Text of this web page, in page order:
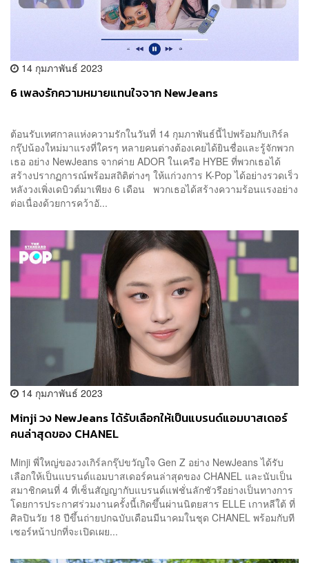
14 กุมภาพันธ์ 2023
6 เพลงรักความหมายแทนใจจาก NewJeans
ต้อนรับเทศกาลแห่งความรักในวันที่ 14 กุมภาพันธ์นี้ไปพร้อมกับเกิร์ล
กรุ๊ปน้องใหม่มาแรงที่ใครๆ หลายคนต่างต้องเคยได้ยินชื่อและรู้จักพวก
เธอ อย่าง NewJeans จากค่าย ADOR ในเครือ HYBE ที่พวกเธอได้
สร้างปรากฏการณ์พร้อมสถิติต่างๆ ให้แก่วงการ K-Pop ได้อย่างรวดเร็ว
หลังวงเพิ่งเดบิวต์มาเพียง 6 เดือน พวกเธอได้สร้างความร้อนแรงอย่าง
ต่อเนื่องด้วยการคว้าอั...
14 กุมภาพันธ์ 2023
Minji วง NewJeans ได้รับเลือกให้เป็นแบรนด์แอมบาสเดอร์
คนล่าสุดของ CHANEL
Minji พี่ใหญ่ของวงเกิร์ลกรุ๊ปขวัญใจ Gen Z อย่าง NewJeans ได้รับ
เลือกให้เป็นแบรนด์แอมบาสเดอร์คนล่าสุดของ CHANEL และนับเป็น
สมาชิกคนที่ 4 ที่เซ็นสัญญากับแบรนด์แฟชั่นลักชัวรีอย่างเป็นทางการ
โดยการประกาศร่วมงานครั้งนี้เกิดขึ้นผ่านนิตยสาร ELLE เกาหลีใต้ ที่
ศิลปินวัย 18 ปีขึ้นถ่ายปกฉบับเดือนมีนาคมในชุด CHANEL พร้อมกับที
เซอร์หน้าปกที่จะเปิดเผย...